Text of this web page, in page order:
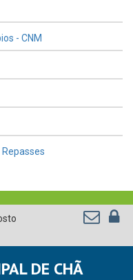
- CNM
DE CHÃ